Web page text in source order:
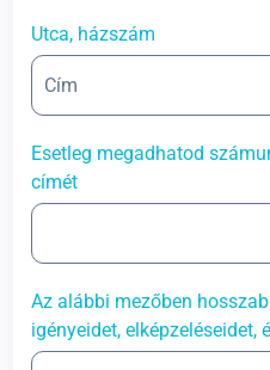
Utca, házszám
Esetleg megadhatod
címét
Az alábbi mezőben
igényeidet, elképzeléseidet,